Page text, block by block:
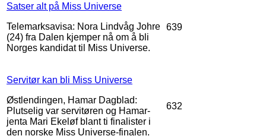
Satser alt på Miss Universe
Telemarksavisa: Nora Lindvåg Johre
(24) fra Dalen kjemper nå om å bli
Norges kandidat til Miss Universe.
639
Servitør kan bli Miss Universe
Østlendingen, Hamar Dagblad:
Plutselig var servitøren og Hamar-
jenta Mari Ekeløf blant ti finalister i
den norske Miss Universe-finalen.
632